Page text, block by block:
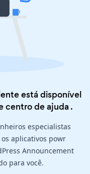
está disponível
centro de ajuda .
especialistas
aplicativos powr
Announcement
para você.